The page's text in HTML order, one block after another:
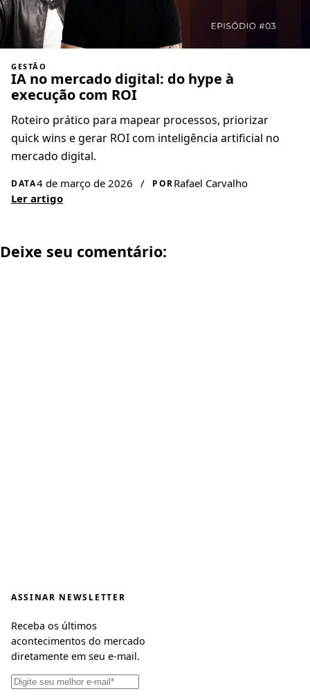
GESTÃO
IA no mercado digital: do hype à
execução com ROI
Roteiro prático para mapear processos, priorizar
quick wins e gerar ROI com inteligência artificial no
mercado digital.
DATA4 de março de 2026 / PORRafael Carvalho
Ler artigo
Deixe seu comentário:
ASSINAR NEWSLETTER
Receba os últimos
acontecimentos do mercado
diretamente em seu e-mail.